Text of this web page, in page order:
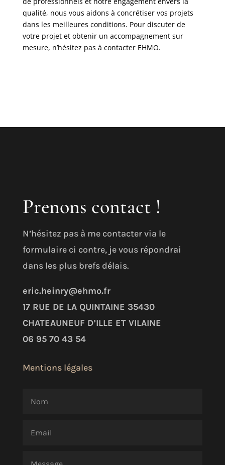
qualité, nous vous aidons à concrétiser vos projets
dans les meilleures conditions. Pour discuter de
votre projet et obtenir un accompagnement sur
mesure, n’hésitez pas à contacter EHMO.
Prenons contact !
N’hésitez pas à me contacter via le
formulaire ci contre, je vous répondrai
dans les plus brefs délais.
eric.heinry@ehmo.fr
17 RUE DE LA QUINTAINE 35430
CHATEAUNEUF D’ILLE ET VILAINE
06 95 70 43 54
Mentions légales